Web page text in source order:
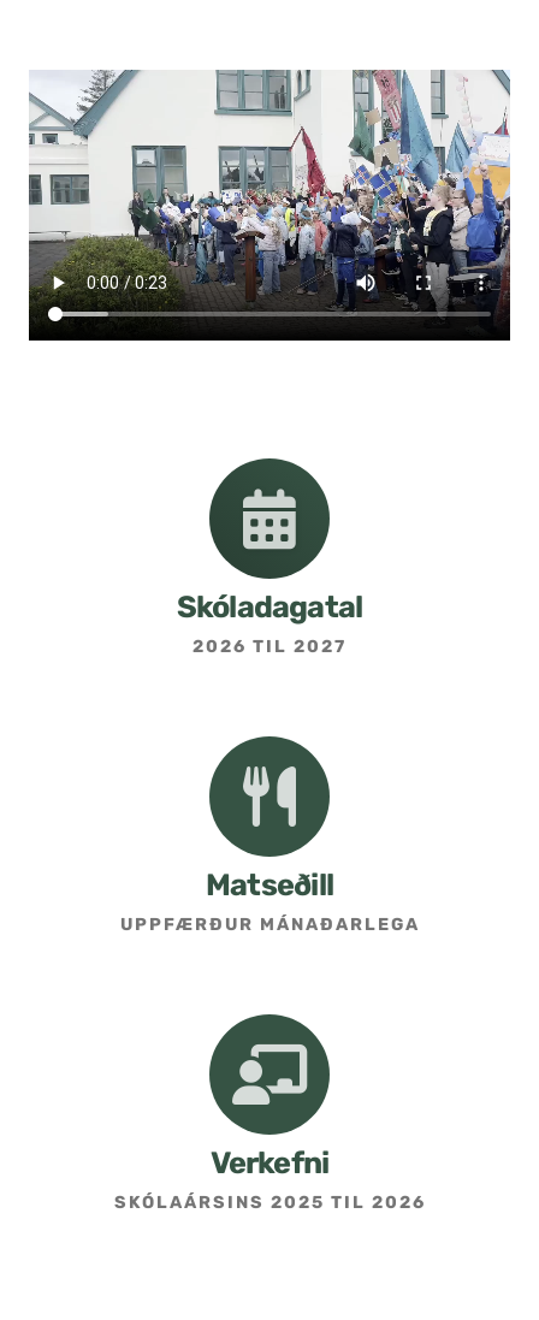
Skóladagatal
2026 TIL 2027
Matseðill
UPPFÆRÐUR MÁNAÐARLEGA
Verkefni
SKÓLAÁRSINS 2025 TIL 2026
Stundaskrár
Valgreinar
Umsókn um val utanskóla
Foreldrafélag
Samstarf heimilis og skóla
Áætlanir og stefnur